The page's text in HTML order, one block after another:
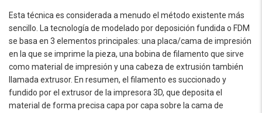
Esta técnica es considerada a menudo el método existente más
sencillo. La tecnología de modelado por deposición fundida o FDM
se basa en 3 elementos principales: una placa/cama de impresión
en la que se imprime la pieza, una bobina de filamento que sirve
como material de impresión y una cabeza de extrusión también
llamada extrusor. En resumen, el filamento es succionado y
fundido por el extrusor de la impresora 3D, que deposita el
material de forma precisa capa por capa sobre la cama de